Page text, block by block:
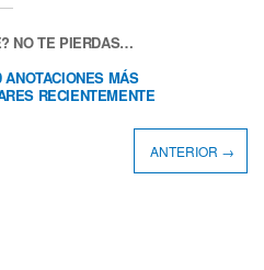
NO TE PIERDAS…
ANOTACIONES MÁS
RECIENTEMENTE
ANTERIOR →